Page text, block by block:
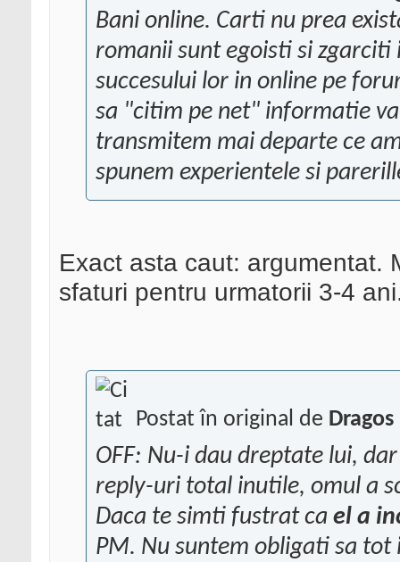
Bani online. Carti nu prea
romanii sunt egoisti si zgarciti
succesului lor in online pe
sa "citim pe net" informatie
transmitem mai departe ce
spunem experientele si
Exact asta caut: argumentat.
sfaturi pentru urmatorii 3-4
Postat în original de
OFF: Nu-i dau dreptate lui,
reply-uri total inutile, omul a
Daca te simti fustrat ca el a
PM. Nu suntem obligati sa